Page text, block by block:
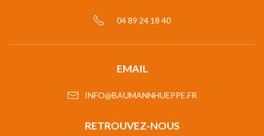
04 89 24 18 40
EMAIL
INFO@BAUMANNHUEPPE.FR
RETROUVEZ-NOUS